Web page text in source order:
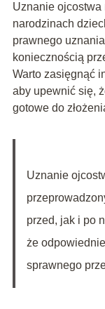
Uznanie ojcostwa
narodzinach
prawnego
koniecznością
Warto zasięgnąć
aby upewnić się,
gotowe do
Uznanie
przed, jak i po
że
sprawnego